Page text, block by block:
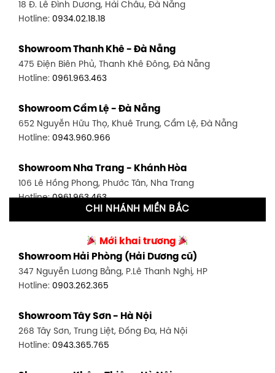
Hotline:0906.256.759
1448 Huỳnh Tấn Phát, Phú Thuận, Quận 7, TP HCM
Hotline:0946.480.580
348 Đ. Bạch Đằng, P. 14, Bình Thạnh, TP HCM
Hotline:0902.716.230
591 Hoàng Văn Thụ, P. 4, Tân Bình, TP HCM
Hotline:0906.256.759
Showroom Tân Bình 2 - TP. HCM
0986.71.8448
Showroom Thuận An - Bình Dương
66 đường DT743, An Phú, Thuận An, Bình Dương
Showroom Biên Hòa - Đồng Nai
452 Nguyễn Ái Quốc, Tân Tiến, TP. Biên Hòa, Đồng Nai
18 Đ. Lê Đình Dương, Hải Châu, Đà Nẵng
Hotline: 0934.02.18.18
Showroom Thanh Khê - Đà Nẵng
475 Điện Biên Phủ, Thanh Khê Đông, Đà Nẵng
Hotline: 0961.963.463
Showroom Cẩm Lệ - Đà Nẵng
652 Nguyễn Hữu Thọ, Khuê Trung, Cẩm Lệ, Đà Nẵng
Hotline: 0943.960.966
Showroom Nha Trang - Khánh Hòa
106 Lê Hồng Phong, Phước Tân, Nha Trang
Hotline:0961.963.463
27-29 Nguyễn Sỹ Sách, Hưng Bình, TP Vinh, Nghệ An
Hotline:0943.960.966
Showroom Buôn Ma Thuột
Hotline:0934.02.18.18
CHI NHÁNH MIỀN BẮC
Mới khai trương
Showroom Hải Phòng (Hải Dương cũ)
347 Nguyễn Lương Bằng, P.Lê Thanh Nghị, HP
Hotline: 0903.262.365
Showroom Tây Sơn - Hà Nội
268 Tây Sơn, Trung Liệt, Đống Đa, Hà Nội
Hotline: 0943.365.765